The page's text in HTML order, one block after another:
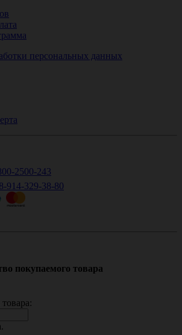
персональных данных
2500-243
8-914-329-38-80
покупаемого товара